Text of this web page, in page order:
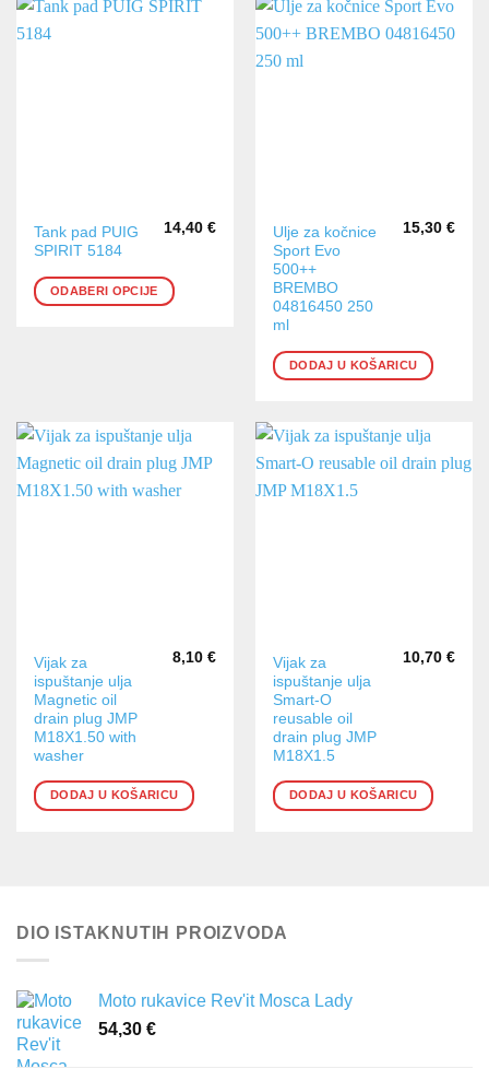
Tank pad PUIG
SPIRIT 5184
14,40 €
ODABERI OPCIJE
Ovaj
proizvod
ima
više
na
stranici
proizvoda
Ulje za kočnice
Sport Evo
500++
BREMBO
04816450 250
ml
15,30 €
DODAJ U KOŠARICU
Vijak za
ispuštanje ulja
Magnetic oil
drain plug JMP
M18X1.50 with
washer
8,10 €
DODAJ U KOŠARICU
Vijak za
ispuštanje ulja
Smart-O
reusable oil
drain plug JMP
M18X1.5
10,70 €
DODAJ U KOŠARICU
DIO ISTAKNUTIH PROIZVODA
Moto rukavice Rev'it Mosca Lady
54,30 €